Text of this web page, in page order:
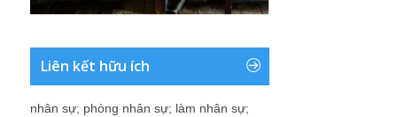
Liên kết hữu ích
nhân sự; phòng nhân sự; làm nhân sự;